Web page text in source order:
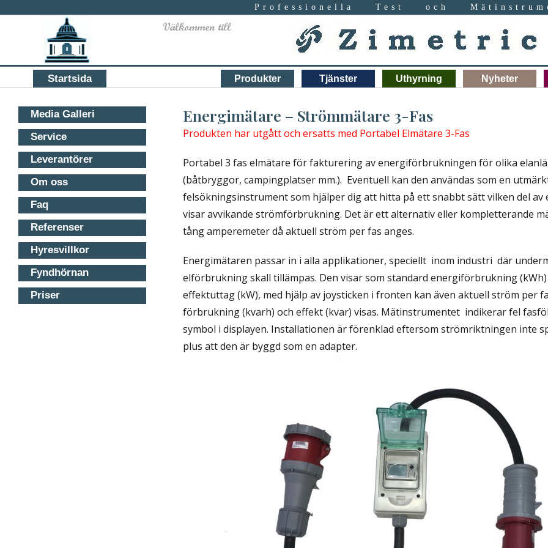
Professionella Test och
PrimaryStartsida Produkter Tjänster Uthyrning Nyheter
Energimätare – Strömmätare 3-Fas
Produkten har utgått och ersatts med Portabel Elmätare 3-Fas
Portabel 3 fas elmätare för fakturering av energiförbrukningen för olika
(båtbryggor, campingplatser mm.). Eventuell kan den användas som en
felsökningsinstrument som hjälper dig att hitta på ett snabbt sätt vilken del av
visar avvikande strömförbrukning. Det är ett alternativ eller kompletterande
tång amperemeter då aktuell ström per fas anges.
Energimätaren passar in i alla applikationer, speciellt inom industri där
elförbrukning skall tillämpas. Den visar som standard energiförbrukning
effektuttag (kW), med hjälp av joysticken i fronten kan även aktuell ström per
förbrukning (kvarh) och effekt (kvar) visas. Mätinstrumentet indikerar fel
symbol i displayen. Installationen är förenklad eftersom strömriktningen inte
plus att den är byggd som en adapter.
Media Galleri
Service
Leverantörer
Om oss
Faq
Referenser
Hyresvillkor
Fyndhörnan
Priser